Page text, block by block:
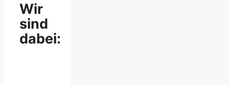
Wir
sind
dabei: